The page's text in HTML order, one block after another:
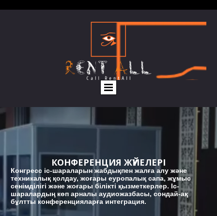
КОНФЕРЕНЦИЯ ЖҮЙЕЛЕРІ
Конгресс іс-шараларын жабдықпен жалға алу және
техникалық қолдау, жоғары еуропалық сапа, жұмыс
сенімділігі және жоғары білікті қызметкерлер. Іс-
шаралардың көп арналы аудиожазбасы, сондай-ақ
бұлтты конференцияларға интеграция.